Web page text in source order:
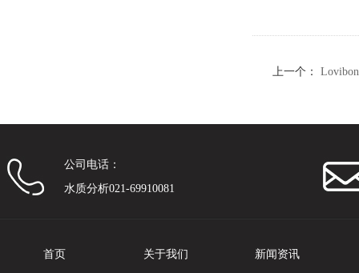
上一个：
公司电话：
水质分析021-69910081
首页 关于我们 新闻资讯